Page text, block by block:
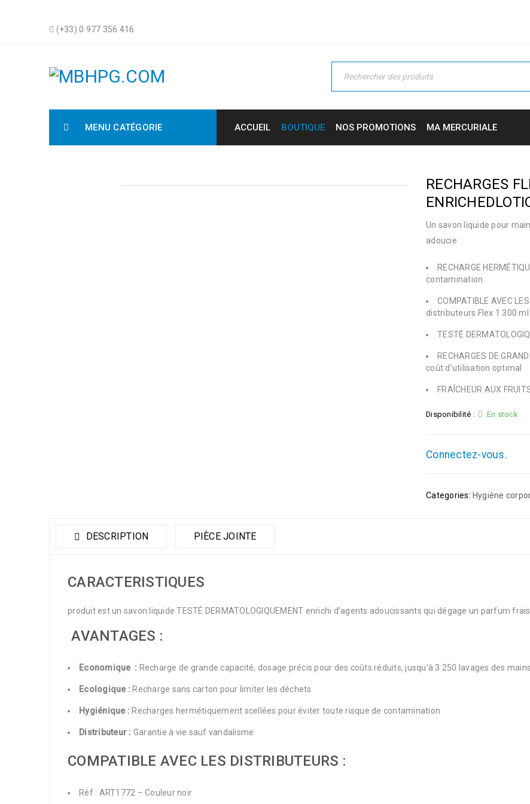
(+33) 0 977 356 416
MENU CATÉGORIE ACCUEIL BOUTIQUE NOS PROMOTIONS MA MERCURIALE
RECHARGES
Un savon liquide pour
adoucie
RECHARGE
contamination
COMPATIBLE AVEC
distributeurs Flex 1 300 ml
TESTÉ
RECHARGES DE
coût d’utilisation optimal
FRAÎCHEUR AUX
Disponibilité : En stock
Connectez-vous.
Categories: Hygiène
DESCRIPTION PIÈCE JOINTE
CARACTERISTIQUES
produit est un savon liquide TESTÉ DERMATOLOGIQUEMENT enrichi d’agents adoucissants qui dégage un parfum
AVANTAGES :
Economique : Recharge de grande capacité, dosage précis pour des coûts réduits, jusqu’à 3 250 lavages des
Ecologique : Recharge sans carton pour limiter les déchets
Hygiénique : Recharges hermétiquement scellées pour éviter toute risque de contamination
Distributeur : Garantie à vie sauf vandalisme
COMPATIBLE AVEC LES DISTRIBUTEURS :
Réf : ART1772 – Couleur noir